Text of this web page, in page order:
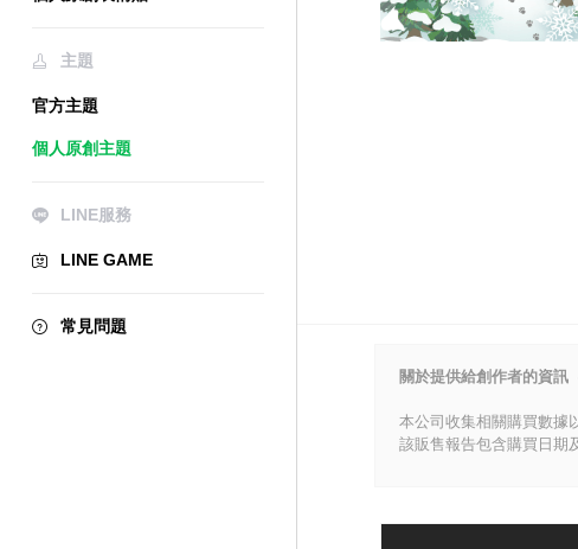
主題
官方主題
個人原創主題
LINE服務
LINE GAME
常見問題
關於提供給創作者的資訊
本公司收集相關購買數據
該販售報告包含購買日期